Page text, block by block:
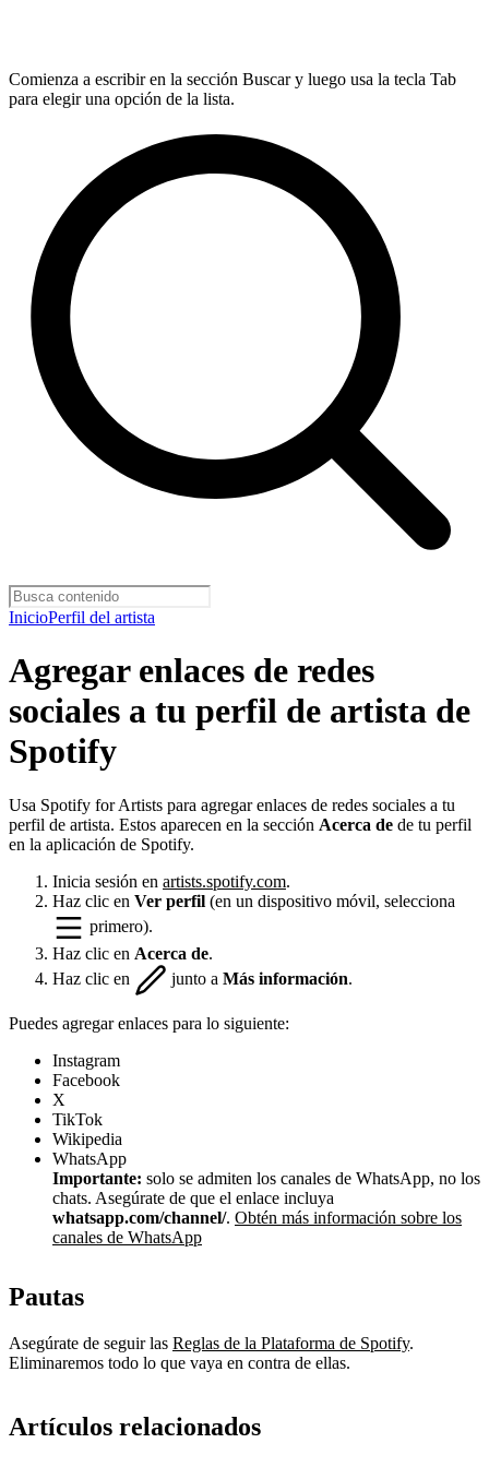
Comienza a escribir en la sección Buscar y luego usa la tecla Tab
para elegir una opción de la lista.
InicioPerfil del artista
Agregar enlaces de redes
sociales a tu perfil de artista de
Spotify
Usa Spotify for Artists para agregar enlaces de redes sociales a tu
perfil de artista. Estos aparecen en la sección Acerca de de tu perfil
en la aplicación de Spotify.
Inicia sesión en artists.spotify.com.
Haz clic en Ver perfil (en un dispositivo móvil, selecciona
primero).
Haz clic en Acerca de.
Haz clic en
junto a Más información.
Puedes agregar enlaces para lo siguiente:
Instagram
Facebook
X
TikTok
Wikipedia
WhatsApp
Importante: solo se admiten los canales de WhatsApp, no los
chats. Asegúrate de que el enlace incluya
whatsapp.com/channel/. Obtén más información sobre los
canales de WhatsApp
Pautas
Asegúrate de seguir las Reglas de la Plataforma de Spotify.
Eliminaremos todo lo que vaya en contra de ellas.
Artículos relacionados